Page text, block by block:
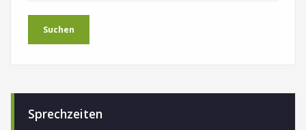
Suchen
Sprechzeiten